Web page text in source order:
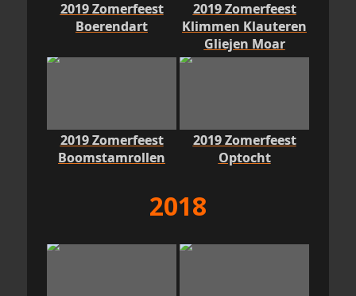
2019 Zomerfeest
Boerendart
2019 Zomerfeest
Klimmen Klauteren
Gliejen Moar
2019 Zomerfeest
Boomstamrollen
2019 Zomerfeest
Optocht
2018